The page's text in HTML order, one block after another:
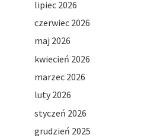
lipiec 2026
czerwiec 2026
maj 2026
kwiecień 2026
marzec 2026
luty 2026
styczeń 2026
grudzień 2025